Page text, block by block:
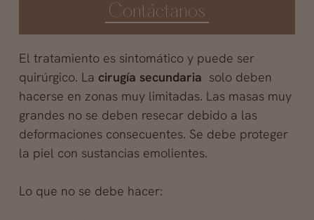
Contáctanos
El tratamiento es sintomático y puede ser
quirúrgico. La cirugía secundaria solo deben
hacerse en zonas muy limitadas. Las masas muy
grandes no se deben resecar debido a las
deformaciones consecuentes. Se debe proteger
la piel con sustancias emolientes.
Lo que no se debe hacer: